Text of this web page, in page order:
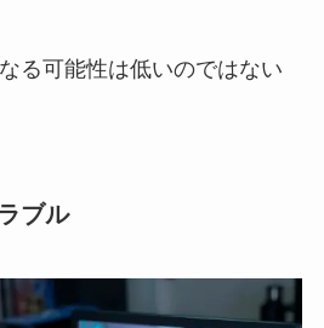
る可能性は低いのではない
ブル